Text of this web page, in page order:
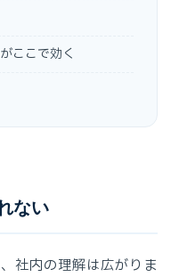
ここで効く
ない
社内の理解は広がりま